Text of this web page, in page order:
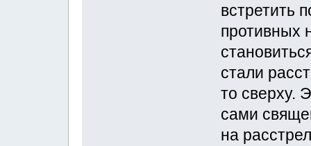
встретить
противных
стали
то сверху.
сами
на